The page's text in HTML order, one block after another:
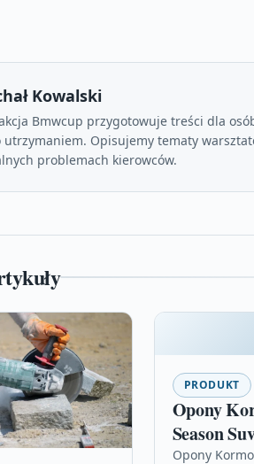
Kowalski
Bmwcup przygotowuje treści dla
utrzymaniem. Opisujemy tematy
problemach kierowców.
PRODUKT
Opony
Season
Opony